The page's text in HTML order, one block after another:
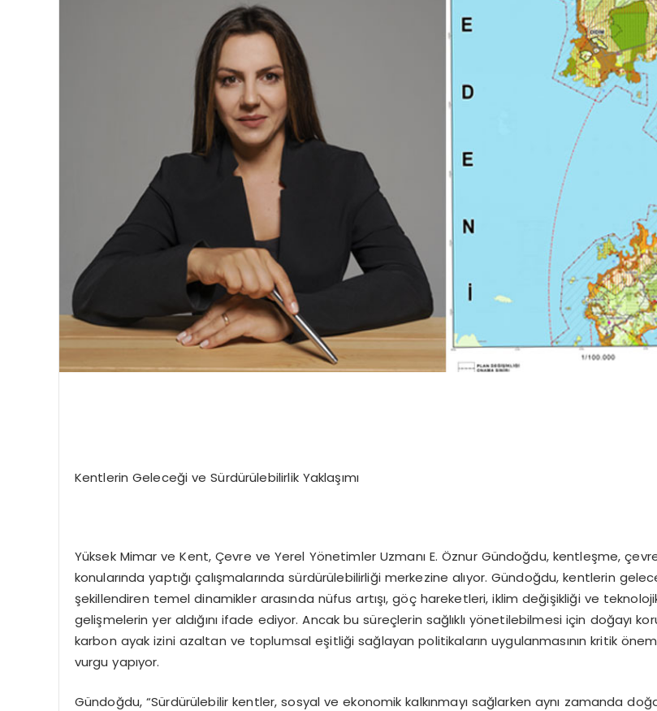
Kentlerin Geleceği ve Sürdürülebilirlik Yaklaşımı
Yüksek Mimar ve Kent, Çevre ve Yerel Yönetimler Uzmanı E. Öznur Gündoğdu, kentleşme,
konularında yaptığı çalışmalarında sürdürülebilirliği merkezine alıyor. Gündoğdu, kentlerin
şekillendiren temel dinamikler arasında nüfus artışı, göç hareketleri, iklim değişikliği ve
gelişmelerin yer aldığını ifade ediyor. Ancak bu süreçlerin sağlıklı yönetilebilmesi için doğayı
karbon ayak izini azaltan ve toplumsal eşitliği sağlayan politikaların uygulanmasının kritik önem
vurgu yapıyor.
Gündoğdu, “Sürdürülebilir kentler, sosyal ve ekonomik kalkınmayı sağlarken aynı zamanda